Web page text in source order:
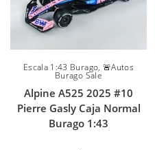
Escala 1:43 Burago,🚨Autos
Burago Sale
Alpine A525 2025 #10
Pierre Gasly Caja Normal
Burago 1:43